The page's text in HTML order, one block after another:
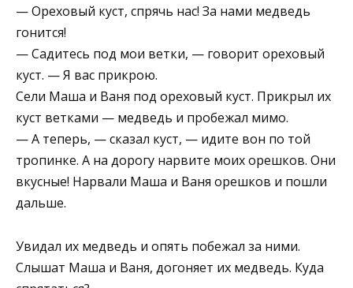
— Ореховый куст, спрячь нас! За нами медведь
гонится!
— Садитесь под мои ветки, — говорит ореховый
куст. — Я вас прикрою.
Сели Маша и Ваня под ореховый куст. Прикрыл их
куст ветками — медведь и пробежал мимо.
— А теперь, — сказал куст, — идите вон по той
тропинке. А на дорогу нарвите моих орешков. Они
вкусные! Нарвали Маша и Ваня орешков и пошли
дальше.
Увидал их медведь и опять побежал за ними.
Слышат Маша и Ваня, догоняет их медведь. Куда